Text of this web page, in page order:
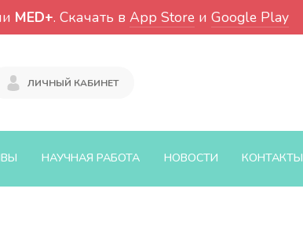
MED+. Скачать в App Store и Google Play
ЛИЧНЫЙ КАБИНЕТ
НАУЧНАЯ РАБОТА НОВОСТИ КОНТАКТЫ